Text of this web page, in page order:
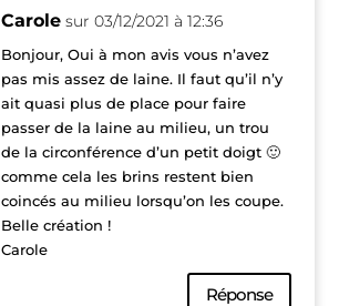
Carole sur 03/12/2021 à 12:36
Bonjour, Oui à mon avis vous n’avez
pas mis assez de laine. Il faut qu’il n’y
ait quasi plus de place pour faire
passer de la laine au milieu, un trou
de la circonférence d’un petit doigt 🙂
comme cela les brins restent bien
coincés au milieu lorsqu’on les coupe.
Belle création !
Carole
Réponse